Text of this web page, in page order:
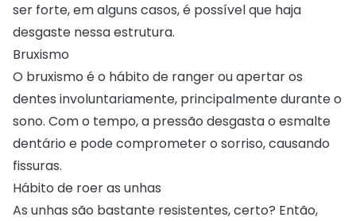
ser forte, em alguns casos, é possível que haja
desgaste nessa estrutura.
Bruxismo
O bruxismo é o hábito de ranger ou apertar os
dentes involuntariamente, principalmente durante o
sono. Com o tempo, a pressão desgasta o esmalte
dentário e pode comprometer o sorriso, causando
fissuras.
Hábito de roer as unhas
As unhas são bastante resistentes, certo? Então,